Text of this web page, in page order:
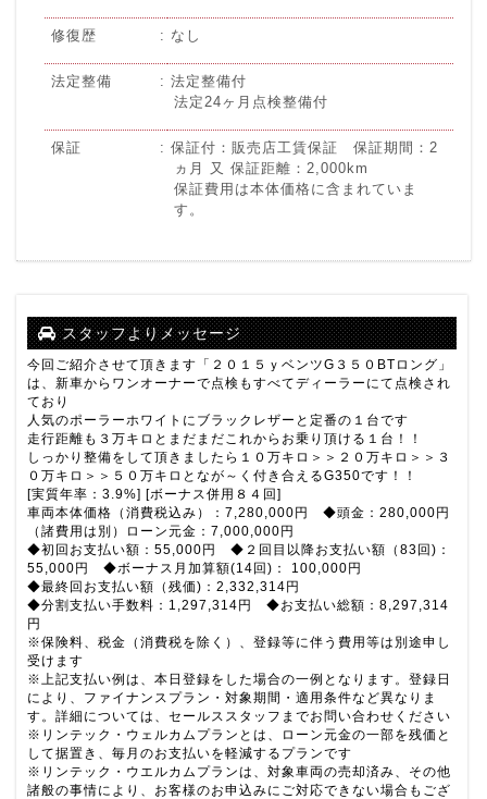
修復歴 なし
法定整備
法定整備付
法定24ヶ月点検整備付
保証
保証付：販売店工賃保証 保証期間：2
ヵ月 又 保証距離：2,000km
保証費用は本体価格に含まれていま
す。
スタッフよりメッセージ
今回ご紹介させて頂きます「２０１５ｙベンツG３５０BTロング」
は、新車からワンオーナーで点検もすべてディーラーにて点検され
ており
人気のポーラーホワイトにブラックレザーと定番の１台です
走行距離も３万キロとまだまだこれからお乗り頂ける１台！！
しっかり整備をして頂きましたら１０万キロ＞＞２０万キロ＞＞３
０万キロ＞＞５０万キロとなが～く付き合えるG350です！！
[実質年率：3.9%] [ボーナス併用８４回]
車両本体価格（消費税込み）：7,280,000円 ◆頭金：280,000円
（諸費用は別）ローン元金：7,000,000円
◆初回お支払い額：55,000円 ◆２回目以降お支払い額（83回)：
55,000円 ◆ボーナス月加算額(14回)： 100,000円
◆最終回お支払い額（残価)：2,332,314円
◆分割支払い手数料： 1,297,314円 ◆お支払い総額： 8,297,314
円
※保険料、税金（消費税を除く）、登録等に伴う費用等は別途申し
受けます
※上記支払い例は、本日登録をした場合の一例となります。登録日
により、ファイナンスプラン・対象期間・適用条件など異なりま
す。詳細については、セールススタッフまでお問い合わせください
※リンテック・ウェルカムプランとは、ローン元金の一部を残価と
して据置き、毎月のお支払いを軽減するプランです
※リンテック・ウエルカムプランは、対象車両の売却済み、その他
諸般の事情により、お客様のお申込みにご対応できない場合もござ